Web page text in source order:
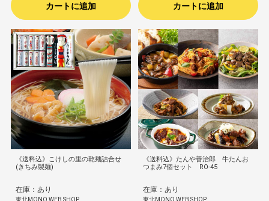
カートに追加 カートに追加
《送料込》こけしの里の乾麺詰合せ
(きちみ製麺)
在庫：あり
東北MONO WEB SHOP
《送料込》たんや善治郎 牛たんお
つまみ7個セット RO-45
在庫：あり
東北MONO WEB SHOP